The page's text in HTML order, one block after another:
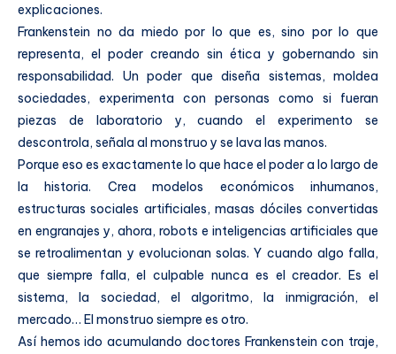
explicaciones.
Frankenstein no da miedo por lo que es, sino por lo que
representa, el poder creando sin ética y gobernando sin
responsabilidad. Un poder que diseña sistemas, moldea
sociedades, experimenta con personas como si fueran
piezas de laboratorio y, cuando el experimento se
descontrola, señala al monstruo y se lava las manos.
Porque eso es exactamente lo que hace el poder a lo largo de
la historia. Crea modelos económicos inhumanos,
estructuras sociales artificiales, masas dóciles convertidas
en engranajes y, ahora, robots e inteligencias artificiales que
se retroalimentan y evolucionan solas. Y cuando algo falla,
que siempre falla, el culpable nunca es el creador. Es el
sistema, la sociedad, el algoritmo, la inmigración, el
mercado… El monstruo siempre es otro.
Así hemos ido acumulando doctores Frankenstein con traje,